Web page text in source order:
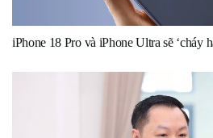
iPhone 18 Pro và iPhone Ultra sẽ ‘cháy